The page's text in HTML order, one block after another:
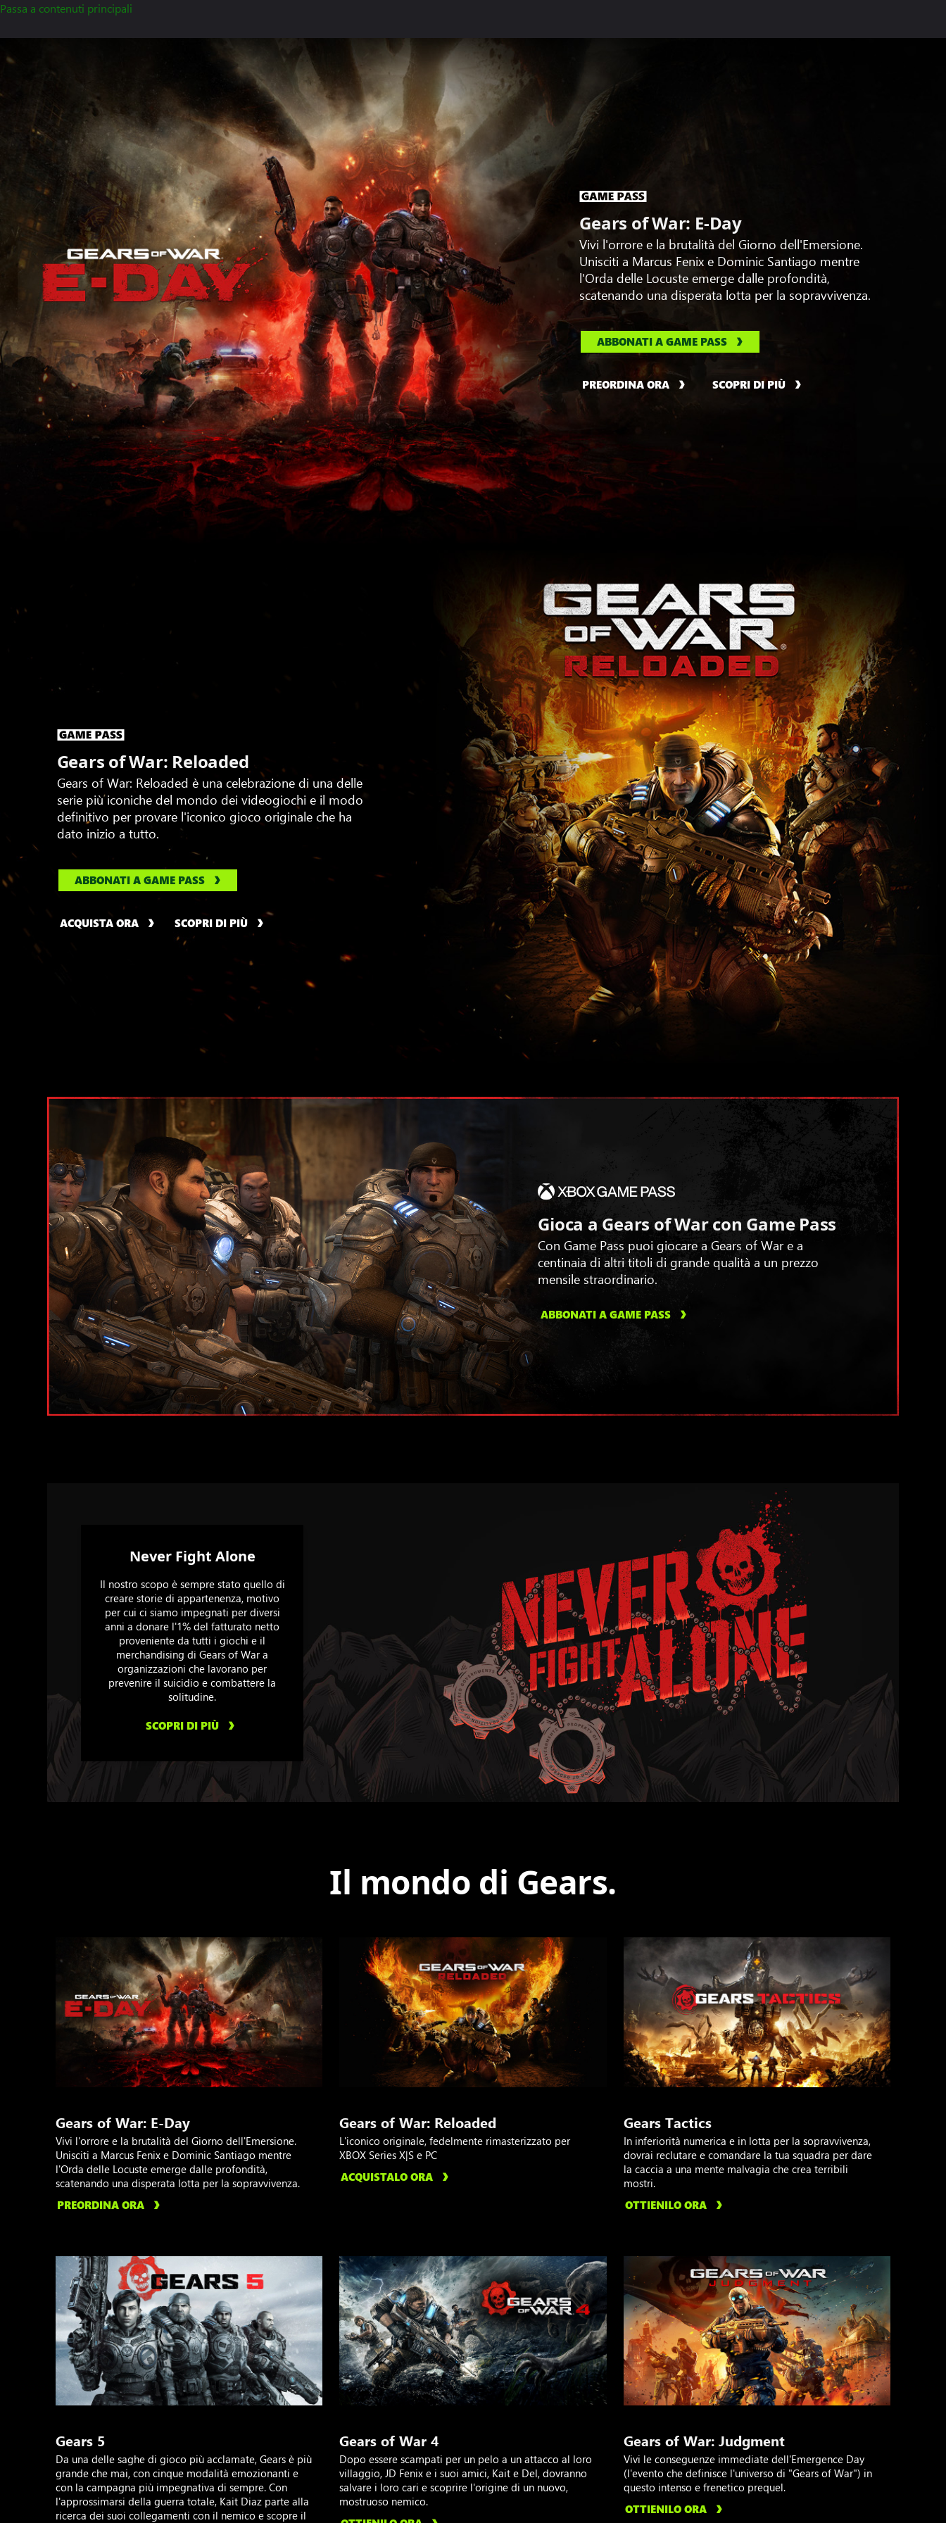
Passa a contenuti principali
Gears of War: E-Day
Vivi l'orrore e la brutalità del Giorno dell'Emersione.
Unisciti a Marcus Fenix e Dominic Santiago mentre
l'Orda delle Locuste emerge dalle profondità,
scatenando una disperata lotta per la sopravvivenza.
ABBONATI A GAME PASS
PREORDINA ORA SCOPRI DI PIÙ
Gears of War: Reloaded
Gears of War: Reloaded è una celebrazione di una delle
serie più iconiche del mondo dei videogiochi e il modo
definitivo per provare l'iconico gioco originale che ha
dato inizio a tutto.
ABBONATI A GAME PASS
ACQUISTA ORA SCOPRI DI PIÙ
Gioca a Gears of War con Game Pass
Con Game Pass puoi giocare a Gears of War e a
centinaia di altri titoli di grande qualità a un prezzo
mensile straordinario.
ABBONATI A GAME PASS
Never Fight Alone
Il nostro scopo è sempre stato quello di
creare storie di appartenenza, motivo
per cui ci siamo impegnati per diversi
anni a donare l'1% del fatturato netto
proveniente da tutti i giochi e il
merchandising di Gears of War a
organizzazioni che lavorano per
prevenire il suicidio e combattere la
solitudine.
SCOPRI DI PIÙ
Il mondo di Gears.
Gears of War: E-Day
Vivi l'orrore e la brutalità del Giorno dell'Emersione.
Unisciti a Marcus Fenix e Dominic Santiago mentre
l'Orda delle Locuste emerge dalle profondità,
scatenando una disperata lotta per la sopravvivenza.
PREORDINA ORA
Gears of War: Reloaded
L'iconico originale, fedelmente rimasterizzato per
XBOX Series X|S e PC
ACQUISTALO ORA
Gears Tactics
In inferiorità numerica e in lotta per la sopravvivenza,
dovrai reclutare e comandare la tua squadra per dare
la caccia a una mente malvagia che crea terribili
mostri.
OTTIENILO ORA
Gears 5
Da una delle saghe di gioco più acclamate, Gears è più
grande che mai, con cinque modalità emozionanti e
con la campagna più impegnativa di sempre. Con
l'approssimarsi della guerra totale, Kait Diaz parte alla
ricerca dei suoi collegamenti con il nemico e scopre il
Gears of War 4
Dopo essere scampati per un pelo a un attacco al loro
villaggio, JD Fenix e i suoi amici, Kait e Del, dovranno
salvare i loro cari e scoprire l'origine di un nuovo,
mostruoso nemico.
Gears of War: Judgment
Vivi le conseguenze immediate dell'Emergence Day
(l'evento che definisce l'universo di "Gears of War") in
questo intenso e frenetico prequel.
OTTIENILO ORA